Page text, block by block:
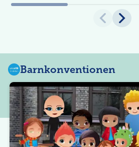
U
N
C
E
F
S
v
Barnkonventionen
UNICEF
Sverige
BARNKONVENTIONEN